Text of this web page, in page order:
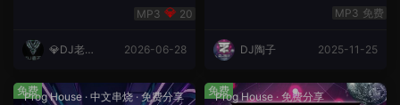
20
💎DJ老王
2026-06-28
免费
DJ陶子 2025-11-25
Prog House · 中文串烧·免费分享
免费 Prog House·免费分享
免费